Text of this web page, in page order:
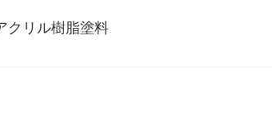
クリル樹脂塗料